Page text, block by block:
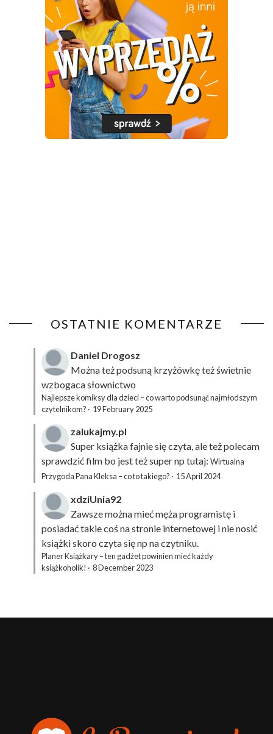
OSTATNIE KOMENTARZE
Daniel Drogosz
Można też podsuną krzyżówkęteż świetnie
wzbogaca słownictwo
Najlepsze komiksy dla dzieci – co warto podsunąć najmłodszym
czytelnikom? · 19 February 2025
zalukajmy.pl
Super książka fajnie się czyta, ale też polecam
sprawdzić film bo jest też super np tutaj: Wirtualna
Przygoda Pana Kleksa – co to takiego? · 15 April 2024
xdziUnia92
Zawsze można mieć męża programistę i
posiadać takie coś na stronie internetowej i nie nosić
książki skoro czyta się np na czytniku.
Planer Książkary – ten gadżet powinien mieć każdy
książkoholik! · 8 December 2023